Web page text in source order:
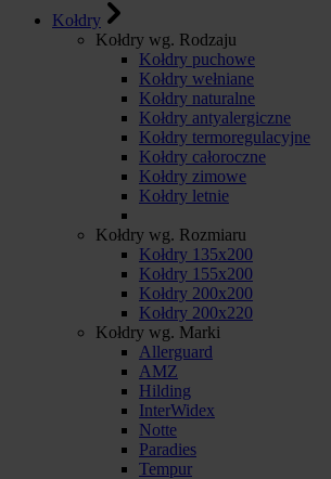
Kołdry
Kołdry wg. Rodzaju
Kołdry puchowe
Kołdry wełniane
Kołdry naturalne
Kołdry antyalergiczne
Kołdry termoregulacyjne
Kołdry całoroczne
Kołdry zimowe
Kołdry letnie
Kołdry wg. Rozmiaru
Kołdry 135x200
Kołdry 155x200
Kołdry 200x200
Kołdry 200x220
Kołdry wg. Marki
Allerguard
AMZ
Hilding
InterWidex
Notte
Paradies
Tempur